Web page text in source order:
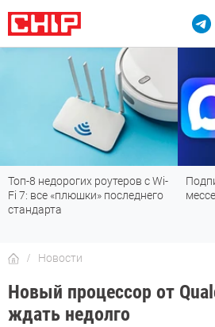
Топ-8 недорогих роутеров с Wi-
Fi 7: все «плюшки» последнего
стандарта
Новости
Новый процессор от
ждать недолго